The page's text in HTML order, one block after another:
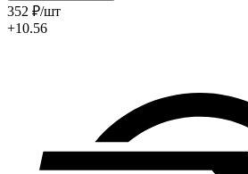
352 ₽/шт
+10.56